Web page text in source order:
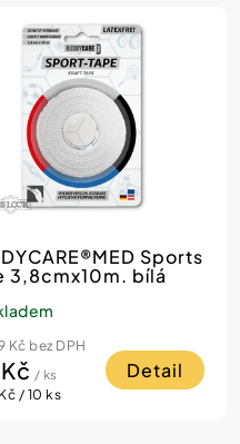
Sports
3,8cmx10m. bílá
Kč bez DPH
/ ks
/ 10 ks
Detail